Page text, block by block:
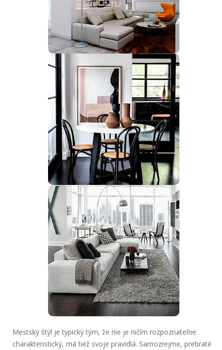
Mestský štýl je typický tým, že nie je ničím rozpoznateľne
charakteristický, má tiež svoje pravidlá. Samozrejme, prebraté